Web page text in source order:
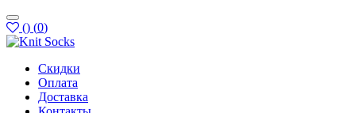
() (0)
Скидки
Оплата
Доставка